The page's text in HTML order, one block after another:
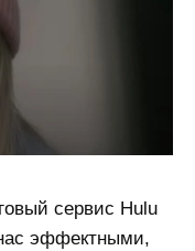
сервис Hulu
эффектными,